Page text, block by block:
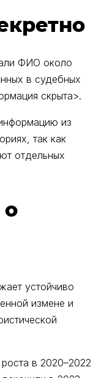
ФИО около
в судебных
скрыта>.
из
так как
отдельных
устойчиво
измене и
в 2020–2022